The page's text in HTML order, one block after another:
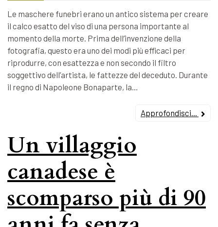
Le maschere funebri erano un antico sistema per creare
il calco esatto del viso di una persona importante al
momento della morte. Prima dell’invenzione della
fotografia, questo era uno dei modi più efficaci per
riprodurre, con esattezza e non secondo il filtro
soggettivo dell’artista, le fattezze del deceduto. Durante
il regno di Napoleone Bonaparte, la…
Approfondisci...
Un villaggio
canadese è
scomparso più di 90